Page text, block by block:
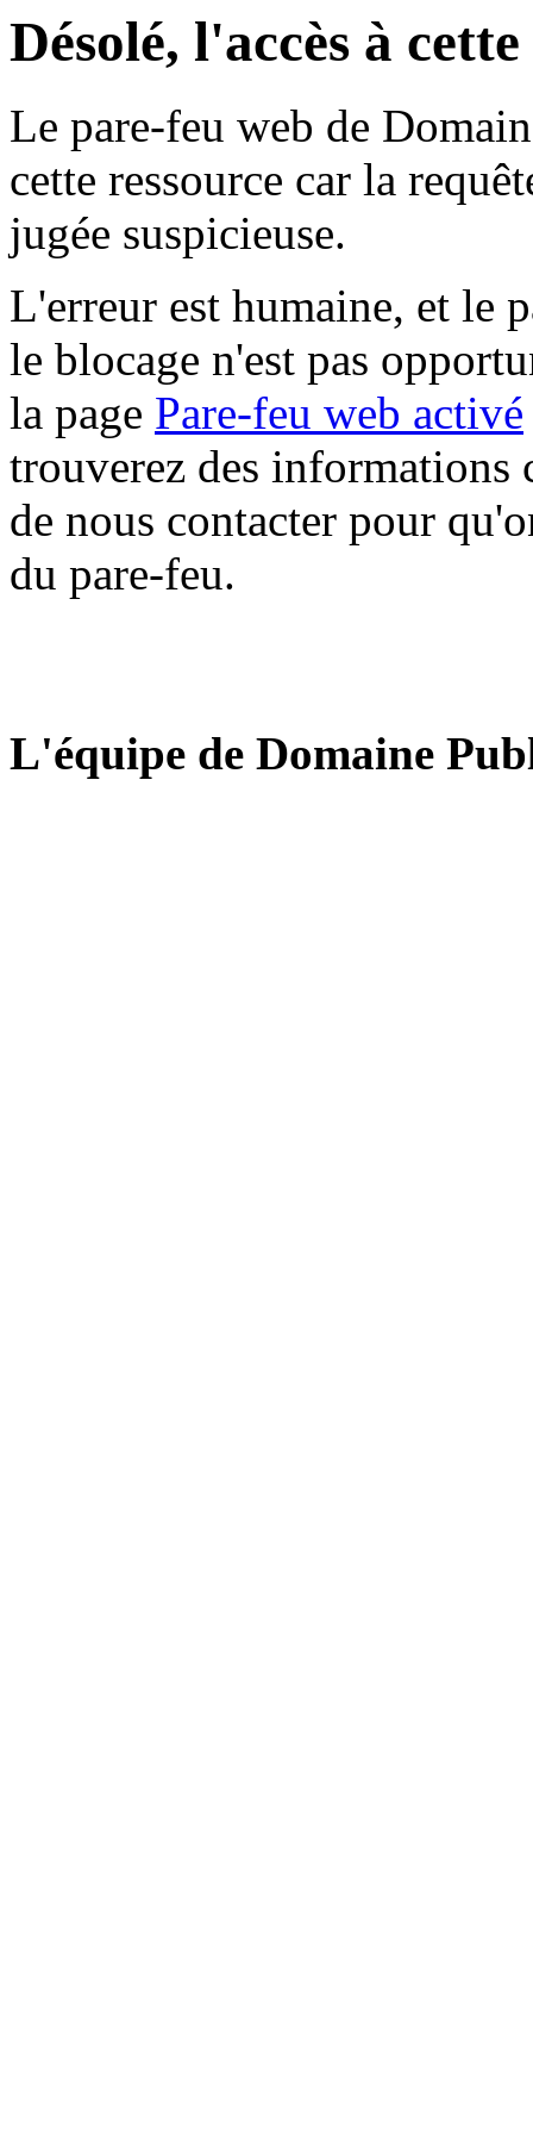
Désolé, l'accès à
Le pare-feu web de
cette ressource car la
jugée suspicieuse.
L'erreur est humaine, et le
le blocage n'est pas
la page Pare-feu web activé
trouverez des informations
de nous contacter pour
du pare-feu.
L'équipe de Domaine